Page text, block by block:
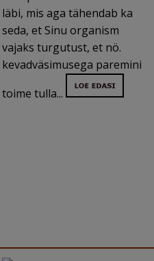
läbi, mis aga tähendab ka
seda, et Sinu organism
vajaks turgutust, et nö.
kevadväsimusega paremini
toime tulla...